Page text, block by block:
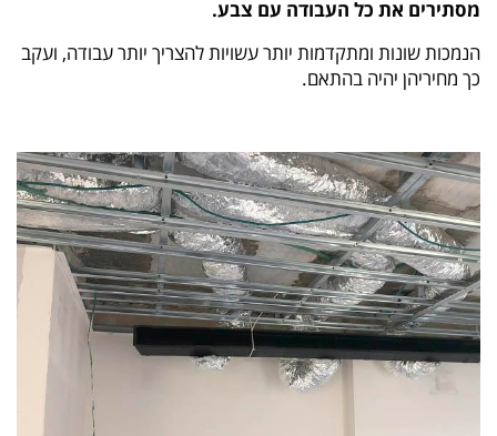
מסתירים את כל העבודה עם צבע.
הנמכות שונות ומתקדמות יותר עשויות להצריך יותר עבודה, ועקב
כך מחיריהן יהיה בהתאם.